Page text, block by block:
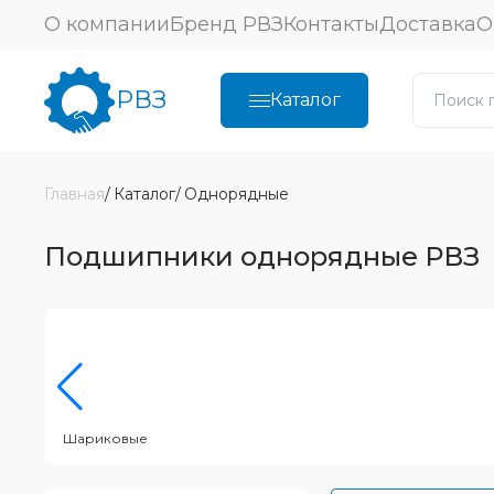
О компанииБренд РВЗКонтактыДоставка
РВЗ Каталог
Главная Каталог Однорядные
Подшипники однорядные РВЗ
Шариковые